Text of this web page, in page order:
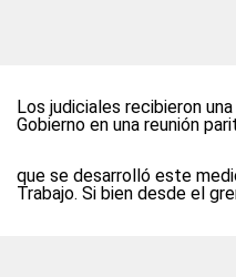
Los judiciales recibieron
Gobierno en una reunión
que se desarrolló este
Trabajo. Si bien desde el